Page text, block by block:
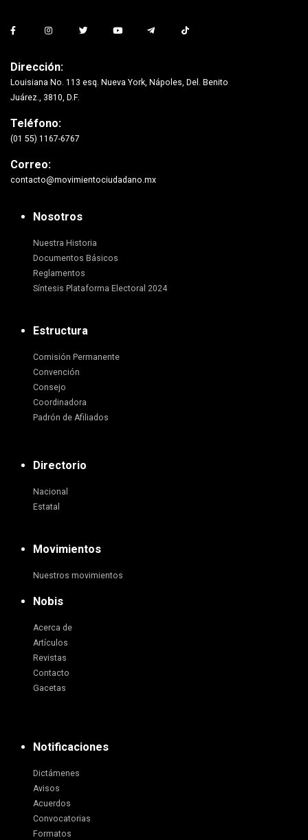
Dirección:
Louisiana No. 113 esq. Nueva York, Nápoles, Del. Benito
Juárez., 3810, D.F.
Teléfono:
(01 55) 1167-6767
Correo:
contacto@movimientociudadano.mx
Nosotros
Nuestra Historia
Documentos Básicos
Reglamentos
Síntesis Plataforma Electoral 2024
Estructura
Comisión Permanente
Convención
Consejo
Coordinadora
Padrón de Afiliados
Directorio
Nacional
Estatal
Movimientos
Nuestros movimientos
Nobis
Acerca de
Artículos
Revistas
Contacto
Gacetas
Notificaciones
Dictámenes
Avisos
Acuerdos
Convocatorias
Formatos